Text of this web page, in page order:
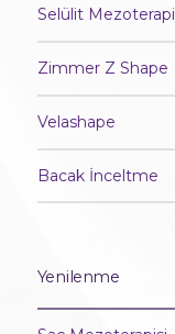
Selülit Mezoterapi
Zimmer Z Shape
Velashape
Bacak İnceltme
Yenilenme